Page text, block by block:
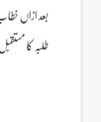
طلبہ کا